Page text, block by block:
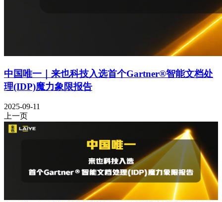
中国唯一｜来也科技入选首个Gartner®智能文档处
理(IDP)魔力象限报告
2025-09-11
上一页